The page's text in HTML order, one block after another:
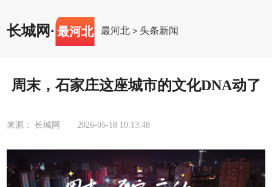
长城网· 最河北 最河北 >头条新闻
周末，石家庄这座城市的文化DNA动了
来源： 长城网 2026-05-18 10:13:48